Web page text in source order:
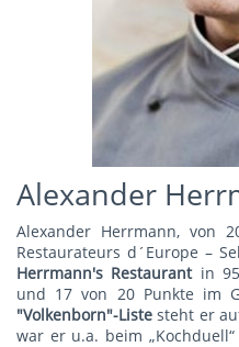
Alexander
Alexander Herrmann, von
Restaurateurs d´Europe –
Herrmann's Restaurant in
und 17 von 20 Punkte im
"Volkenborn"-Liste steht er
war er u.a. beim